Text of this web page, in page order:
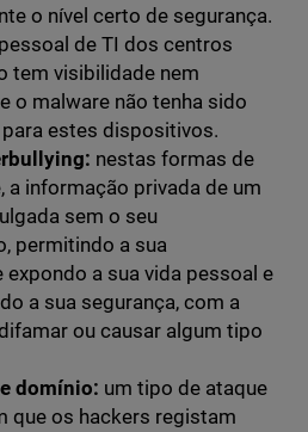
o nível certo de segurança.
de TI dos centros
tem visibilidade nem
o malware não tenha sido
estes dispositivos.
nestas formas de
a informação privada de um
sem o seu
permitindo a sua
a sua vida pessoal e
a sua segurança, com a
ou causar algum tipo
domínio: um tipo de ataque
que os hackers registam